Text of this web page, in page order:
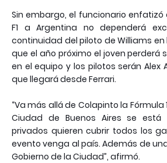
Sin embargo, el funcionario enfatizó
F1 a Argentina no dependerá
continuidad del piloto de Williams en
que el año próximo el joven perderá
en el equipo y los pilotos serán Alex
que llegará desde Ferrari.
“Va más allá de Colapinto la Fórmula
Ciudad de Buenos Aires se está
privados quieren cubrir todos los
evento venga al país. Además de
Gobierno de la Ciudad”, afirmó.